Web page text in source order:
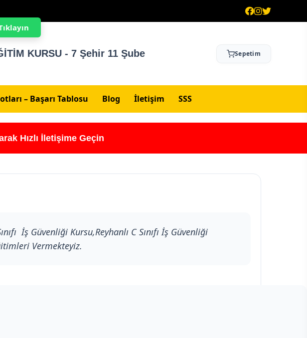
KURSU - 7 Şehir 11 Şube Sepetim
– Başarı Tablosu Blog İletişim SSS
Hızlı İletişime Geçin
İş Güvenliği Kursu,Reyhanlı C Sınıfı İş Güvenliği
Vermekteyiz.